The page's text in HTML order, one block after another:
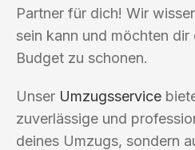
Partner für dich! Wir
sein kann und möchten dir
Budget zu schonen.
Unser Umzugsservice
zuverlässige und
deines Umzugs, sondern